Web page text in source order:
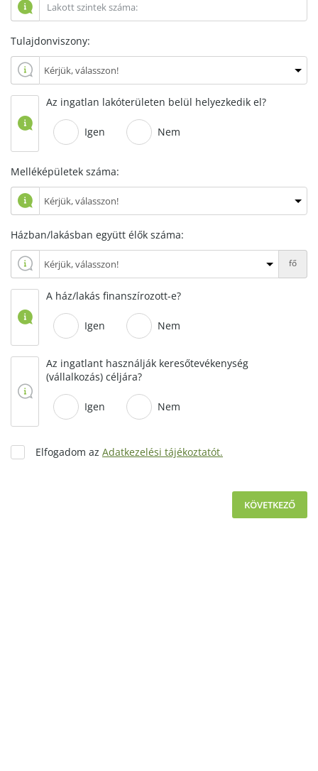
Tulajdonviszony:
Az ingatlan lakóterületen belül helyezkedik el?
Igen Nem
Melléképületek száma:
Házban/lakásban együtt élők száma:
fő
A ház/lakás finanszírozott-e?
Igen Nem
Az ingatlant használják keresőtevékenység
(vállalkozás) céljára?
Igen Nem
Elfogadom az Adatkezelési tájékoztatót.
KÖVETKEZŐ